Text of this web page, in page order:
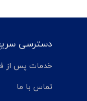
دسترسی
خدمات پس از
تماس با ما